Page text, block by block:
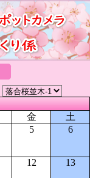
金
土
5 6
12 13